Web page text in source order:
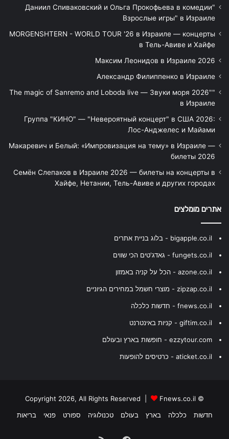
"Даниил Спиваковский и Ольга Прокофьева в комедии
Взрослые игры" в Израиле
MORGENSHTERN - WORLD TOUR '26 в Израиле — концерты
в Тель-Авиве и Хайфе
Максим Леонидов в Израиле 2026
Александр Филиппенко в Израиле
"The magic of Sanremo and Loboda live — Звуки моря 2026"
в Израиле
Группа "КИНО" — "Невероятный концерт" в США 2026:
Лос-Анджелес и Майами
Макаревич и Белый: «Импровизация на тему» в Израиле —
билеты 2026
Семён Слепаков в Израиле 2026 — билеты на концерты в
Хайфе, Нетании, Тель-Авиве и других городах
אתרים מומלצים
bigapple.co.il - בלוג בניית אתרים
fungets.co.il - גאדג'טים הכי שווים
azone.co.il - הכל על קניה באמזון
zipzap.co.il - מוצרי חשמל במחירים הגיוניים
fnews.co.il - חדשות כלכלה
giftim.co.il - קניות באינטרנט
ezzytour.com - חופשות בארץ ובעולם
aticket.co.il - כרטיסים להופעות
© Copyright 2026, All Rights Reserved |
Fnews.co.il
חדשות
כלכלה בארץ בעולם טכנולוגיה ספורט פנאי בריאות